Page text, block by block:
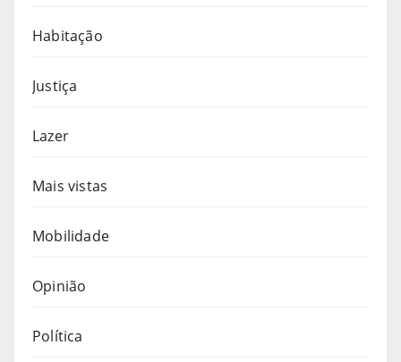
Habitação
Justiça
Lazer
Mais vistas
Mobilidade
Opinião
Política